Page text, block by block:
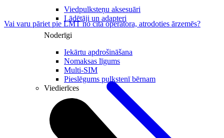
Viedpulksteņu aksesuāri
Lādētāji un adapteri
Noderīgi
Iekārtu apdrošināšana
Nomaksas līgums
Multi-SIM
Pieslēgums pulkstenī bērnam
Viedierīces
Vai varu pāriet pie LMT no cita operatora, atrodoties ārzemēs?